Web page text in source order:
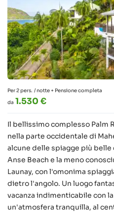
Per 2 pers. / notte + Pensione completa
da 1.530 €
Il bellissimo complesso Palm
nella parte occidentale di
alcune delle spiagge più
Anse Beach e la meno
Launay, con l'omonima
dietro l'angolo. Un luogo
vacanza indimenticabile con
un'atmosfera tranquilla, al